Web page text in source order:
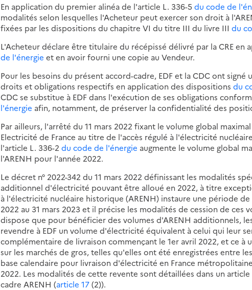
En application du premier alinéa de l'article L. 336-5du code de
modalités selon lesquelles l'Acheteur peut exercer son droit à
fixées par les dispositions du chapitre VI du titre III du livre IIIdu
L'Acheteur déclare être titulaire du récépissé délivré par la CRE
de l'énergie et en avoir fourni une copie au Vendeur.
Pour les besoins du présent accord-cadre, EDF et la CDC ont
droits et obligations respectifs en application des dispositionsdu
CDC se substitue à EDF dans l'exécution de ses obligations
l'énergie afin, notamment, de préserver la confidentialité des
Par ailleurs, l'arrêté du 11 mars 2022 fixant le volume global
Electricité de France au titre de l'accès régulé à l'électricité
l'article L. 336-2du code de l'énergie augmente le volume global
l'ARENH pour l'année 2022.
Le décret n° 2022-342 du 11 mars 2022 définissant les modalités
additionnel d'électricité pouvant être alloué en 2022, à titre
à l'électricité nucléaire historique (ARENH) instaure une période
2022 au 31 mars 2023 et il précise les modalités de cession de ces
dispose que pour bénéficier des volumes d'ARENH additionnels,
revendre à EDF un volume d'électricité équivalent à celui qui leur
complémentaire de livraison commençant le 1er avril 2022, et ce à
sur les marchés de gros, telles qu'elles ont été enregistrées entre
base calendaire pour livraison d'électricité en France
2022. Les modalités de cette revente sont détaillées dans un
cadre ARENH (article 17(2)).